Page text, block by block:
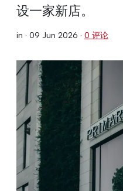
设一家新店。
in · 09 Jun 2026 · 0 评论